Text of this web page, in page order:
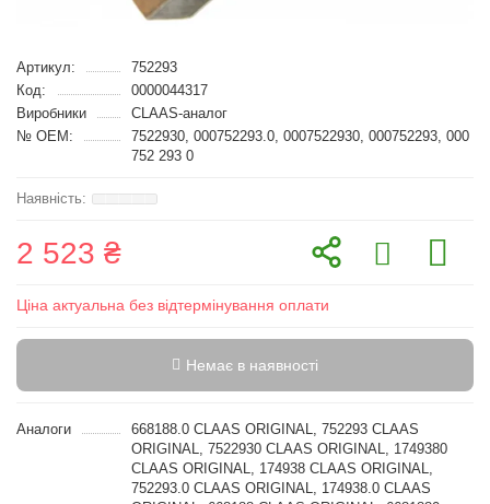
Артикул:
752293
Код:
0000044317
Виробники
CLAAS-аналог
№ OEM:
7522930, 000752293.0, 0007522930, 000752293, 000
752 293 0
2 523 ₴
Ціна актуальна без відтермінування оплати
Немає в наявності
Аналоги
668188.0 CLAAS ORIGINAL, 752293 CLAAS
ORIGINAL, 7522930 CLAAS ORIGINAL, 1749380
CLAAS ORIGINAL, 174938 CLAAS ORIGINAL,
752293.0 CLAAS ORIGINAL, 174938.0 CLAAS